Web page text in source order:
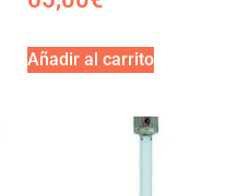
Añadir al carrito